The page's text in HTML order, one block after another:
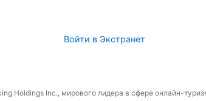
Войти в Экстранет
Holdings Inc., мирового лидера в сфере онлайн-